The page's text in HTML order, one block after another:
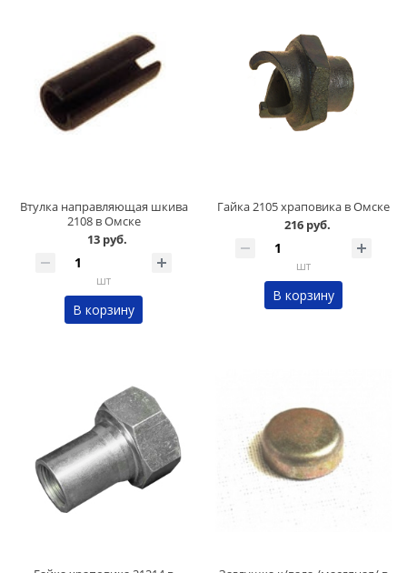
Втулка направляющая шкива
2108 в Омске
13 руб.
шт
В корзину
Гайка 2105 храповика в Омске
216 руб.
шт
В корзину